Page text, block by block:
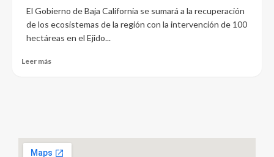
El Gobierno de Baja California se sumará a la recuperación
de los ecosistemas de la región con la intervención de 100
hectáreas en el Ejido...
Leer más